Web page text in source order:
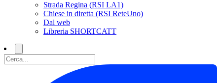
Strada Regina (RSI LA1)
Chiese in diretta (RSI ReteUno)
Dal web
Libreria SHORTCATT